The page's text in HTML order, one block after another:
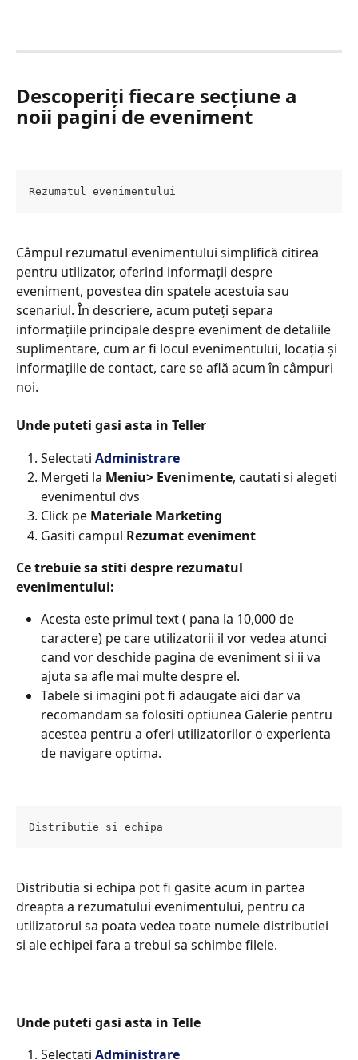
Descoperiți fiecare secțiune a
noii pagini de eveniment
Rezumatul evenimentului
Câmpul rezumatul evenimentului simplifică citirea
pentru utilizator, oferind informații despre
eveniment, povestea din spatele acestuia sau
scenariul. În descriere, acum puteți separa
informațiile principale despre eveniment de detaliile
suplimentare, cum ar fi locul evenimentului, locația și
informațiile de contact, care se află acum în câmpuri
noi.
Unde puteti gasi asta in Teller​
Selectati Administrare
Mergeti la Meniu> Evenimente, cautati si alegeti
evenimentul dvs
Click pe Materiale Marketing​
Gasiti campul Rezumat eveniment
Ce trebuie sa stiti despre rezumatul
evenimentului:​
Acesta este primul text ( pana la 10,000 de
caractere) pe care utilizatorii il vor vedea atunci
cand vor deschide pagina de eveniment si ii va
ajuta sa afle mai multe despre el.
Tabele si imagini pot fi adaugate aici dar va
recomandam sa folositi optiunea Galerie pentru
acestea pentru a oferi utilizatorilor o experienta
de navigare optima.
Distributie si echipa
Distributia si echipa pot fi gasite acum in partea
dreapta a rezumatului evenimentului, pentru ca
utilizatorul sa poata vedea toate numele distributiei
si ale echipei fara a trebui sa schimbe filele.
Unde puteti gasi asta in Telle
Selectati Administrare